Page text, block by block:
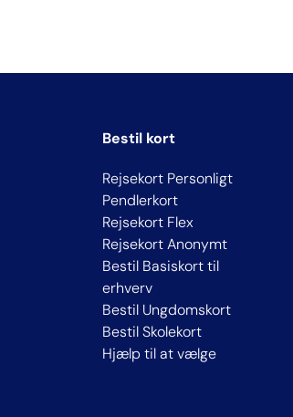
Bestil kort
Rejsekort Personligt
Pendlerkort
Rejsekort Flex
Rejsekort Anonymt
Bestil Basiskort til
erhverv
Bestil Ungdomskort
Bestil Skolekort
Hjælp til at vælge